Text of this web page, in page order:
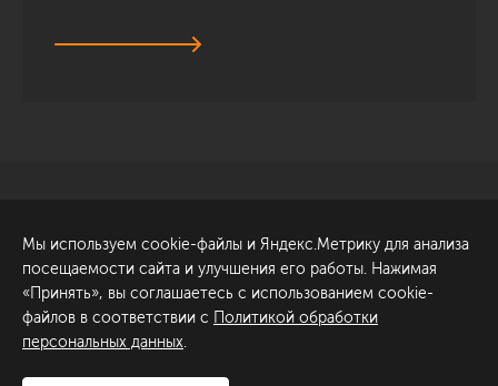
Обсудить проект
ул. Академика Павлова, 6
к1
+7 (812) 200-95-55
Мы используем cookie-файлы и Яндекс.Метрику для анализа
посещаемости сайта и улучшения его работы. Нажимая
«Принять», вы соглашаетесь с использованием cookie-
файлов в соответствии с Политикой обработки
персональных данных.